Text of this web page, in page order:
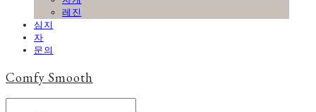
레진
심지
자
문의
Comfy Smooth